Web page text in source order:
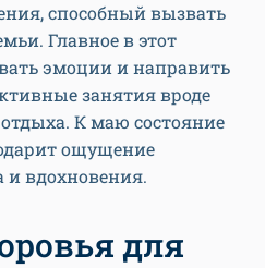
способный вызвать
Главное в этот
эмоции и направить
занятия вроде
К маю состояние
ощущение
и вдохновения.
для